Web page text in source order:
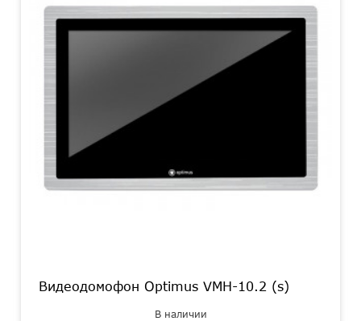
Видеодомофон Optimus VMH-10.2 (s)
В наличии